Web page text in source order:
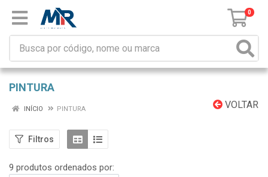
0
PINTURA
VOLTAR
INÍCIO PINTURA
Filtros
9 produtos ordenados por: